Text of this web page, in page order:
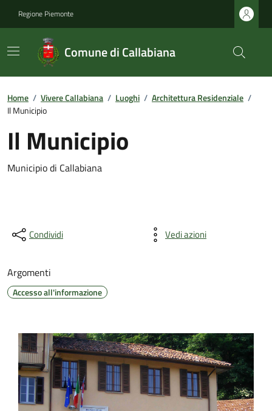
Regione Piemonte
Comune di Callabiana
Home / Vivere Callabiana / Luoghi / Architettura Residenziale /
Il Municipio
Il Municipio
Municipio di Callabiana
Condividi Vedi azioni
Argomenti
Accesso all'informazione